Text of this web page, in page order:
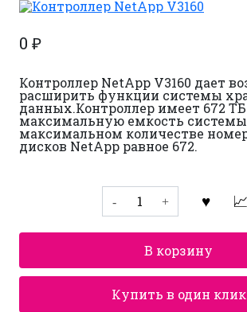
0 ₽
Контроллер NetApp V3160 дает
расширить функции системы
данных.Контроллер имеет 672 ТБ
максимальную емкость
максимальном количестве
дисков NetApp равное 672.
Количество
товара
Контроллер
NetApp
В корзину
Купить в один клик